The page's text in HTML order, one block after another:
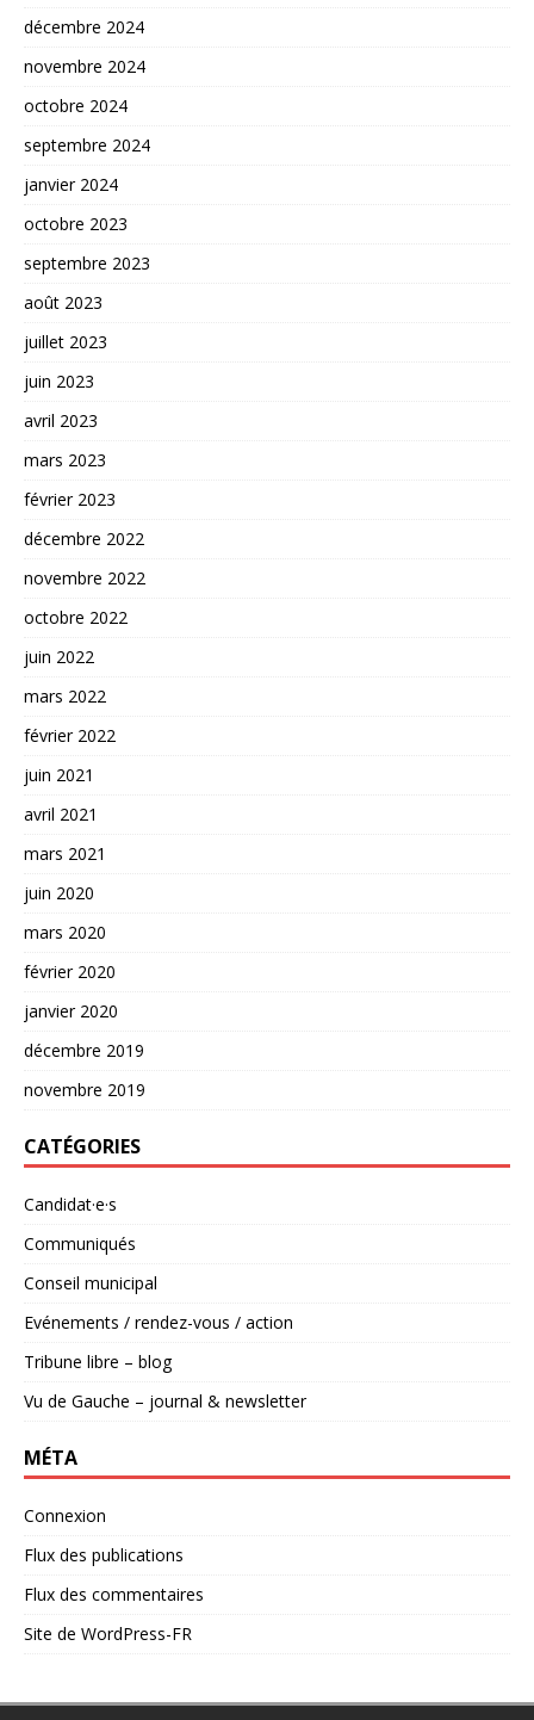
décembre 2024
novembre 2024
octobre 2024
septembre 2024
janvier 2024
octobre 2023
septembre 2023
août 2023
juillet 2023
juin 2023
avril 2023
mars 2023
février 2023
décembre 2022
novembre 2022
octobre 2022
juin 2022
mars 2022
février 2022
juin 2021
avril 2021
mars 2021
juin 2020
mars 2020
février 2020
janvier 2020
décembre 2019
novembre 2019
CATÉGORIES
Candidat·e·s
Communiqués
Conseil municipal
Evénements / rendez-vous / action
Tribune libre – blog
Vu de Gauche – journal & newsletter
MÉTA
Connexion
Flux des publications
Flux des commentaires
Site de WordPress-FR